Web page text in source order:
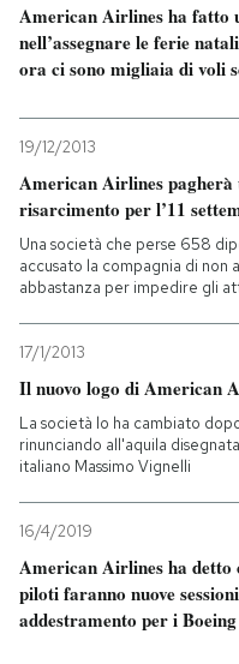
American Airlines ha fatto
nell’assegnare le ferie
ora ci sono migliaia di voli
19/12/2013
American Airlines pagherà
risarcimento per l’11
Una società che perse 658
accusato la compagnia di non
abbastanza per impedire gli
17/1/2013
Il nuovo logo di American
La società lo ha cambiato
rinunciando all'aquila
italiano Massimo Vignelli
16/4/2019
American Airlines ha detto
piloti faranno nuove
addestramento per i